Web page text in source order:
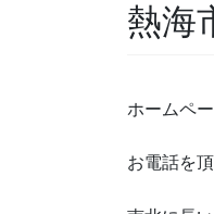
熱海
ホームペ
お電話を